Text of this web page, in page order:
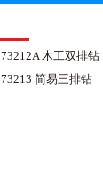
73212A 木工双排钻
73213 简易三排钻